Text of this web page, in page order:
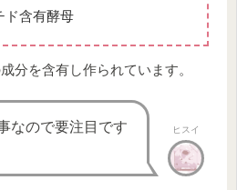
ド含有酵母
分を含有し作られています。
なので要注目です
ヒスイ